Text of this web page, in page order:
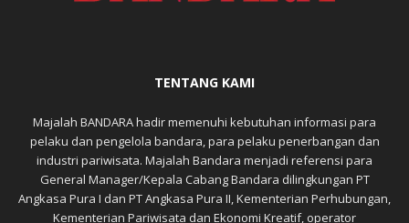
TENTANG KAMI
Majalah BANDARA hadir memenuhi kebutuhan informasi para
pelaku dan pengelola bandara, para pelaku penerbangan dan
industri pariwisata. Majalah Bandara menjadi referensi para
General Manager/Kepala Cabang Bandara dilingkungan PT
Angkasa Pura I dan PT Angkasa Pura II, Kementerian Perhubungan,
Kementerian Pariwisata dan Ekonomi Kreatif, operator